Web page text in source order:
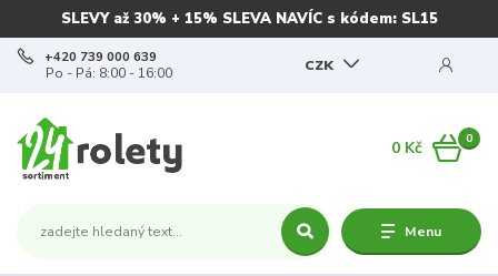
SLEVY až 30% + 15% SLEVA NAVÍC s kódem: SL15
Menu
CZK
+420 739 000 639
Po - Pá: 8:00 - 16:00
0
0 Kč